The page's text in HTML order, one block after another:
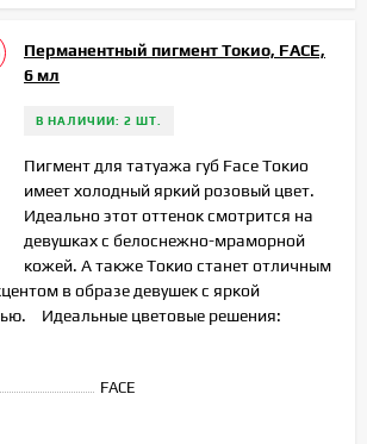
Перманентный пигмент Токио, FACE,
6 мл
В НАЛИЧИИ: 2 ШТ.
Пигмент для татуажа губ Face Токио
имеет холодный яркий розовый цвет.
Идеально этот оттенок смотрится на
девушках с белоснежно-мраморной
кожей. А также Токио станет отличным
в образе девушек с яркой
Идеальные цветовые решения:⠀
FACE